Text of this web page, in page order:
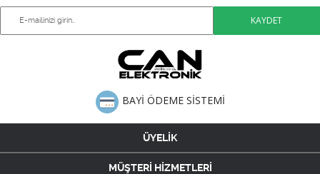
BAYİ ÖDEME SİSTEMİ
ÜYELİK
MÜŞTERİ HİZMETLERİ